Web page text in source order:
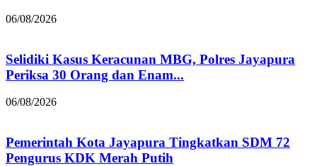
06/08/2026
Selidiki Kasus Keracunan MBG, Polres Jayapura
Periksa 30 Orang dan Enam...
06/08/2026
Pemerintah Kota Jayapura Tingkatkan SDM 72
Pengurus KDK Merah Putih